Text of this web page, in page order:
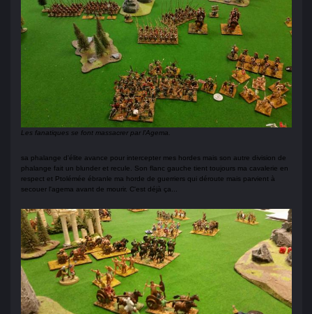
Les fanatiques se font massacrer par l'Agema.
sa phalange d'élite avance pour intercepter mes hordes mais son autre division de
phalange fait un blunder et recule. Son flanc gauche tient toujours ma cavalerie en
respect et Ptolémée ébranle ma horde de guerriers qui déroute mais parvient à
secouer l'agema avant de mourir. C'est déjà ça...